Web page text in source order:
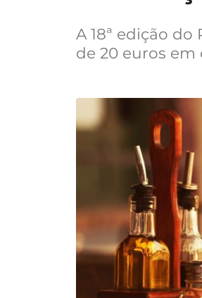
A 18ª edição
de 20 euros em